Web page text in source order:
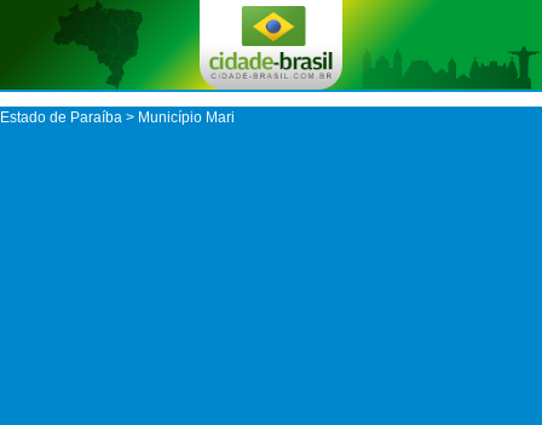
Estado de Paraíba > Município Mari